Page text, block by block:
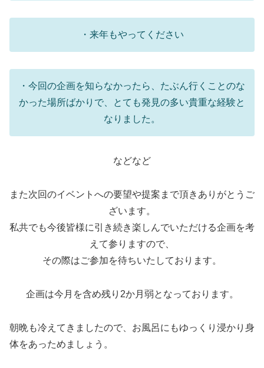
・来年もやってください
・今回の企画を知らなかったら、たぶん行くことのな
かった場所ばかりで、とても発見の多い貴重な経験と
なりました。
などなど
また次回のイベントへの要望や提案まで頂きありがとうご
ざいます。
私共でも今後皆様に引き続き楽しんでいただける企画を考
えて参りますので、
その際はご参加を待ちいたしております。
企画は今月を含め残り2か月弱となっております。
朝晩も冷えてきましたので、お風呂にもゆっくり浸かり身
体をあっためましょう。